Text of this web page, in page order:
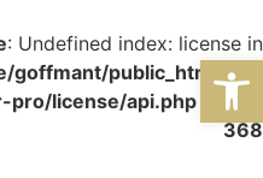
פתח סרגל
: Undefined index: license in
goffmant/public_html/wp-
pro/license/api.php on line
368